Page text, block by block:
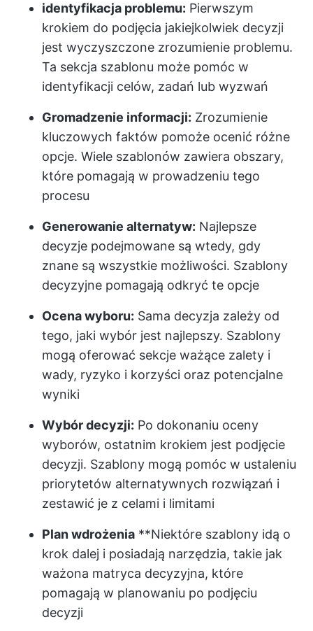
identyfikacja problemu: Pierwszym
krokiem do podjęcia jakiejkolwiek decyzji
jest wyczyszczone zrozumienie problemu.
Ta sekcja szablonu może pomóc w
identyfikacji celów, zadań lub wyzwań
Gromadzenie informacji: Zrozumienie
kluczowych faktów pomoże ocenić różne
opcje. Wiele szablonów zawiera obszary,
które pomagają w prowadzeniu tego
procesu
Generowanie alternatyw: Najlepsze
decyzje podejmowane są wtedy, gdy
znane są wszystkie możliwości. Szablony
decyzyjne pomagają odkryć te opcje
Ocena wyboru: Sama decyzja zależy od
tego, jaki wybór jest najlepszy. Szablony
mogą oferować sekcje ważące zalety i
wady, ryzyko i korzyści oraz potencjalne
wyniki
Wybór decyzji: Po dokonaniu oceny
wyborów, ostatnim krokiem jest podjęcie
decyzji. Szablony mogą pomóc w ustaleniu
priorytetów alternatywnych rozwiązań i
zestawić je z celami i limitami
Plan wdrożenia **Niektóre szablony idą o
krok dalej i posiadają narzędzia, takie jak
ważona matryca decyzyjna, które
pomagają w planowaniu po podjęciu
decyzji